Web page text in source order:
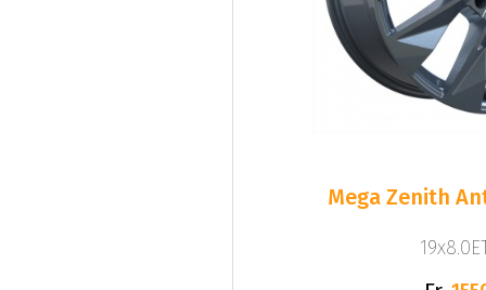
Mega Zenith